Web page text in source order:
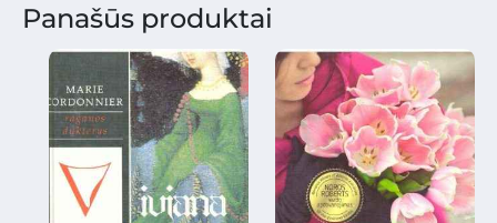
Panašūs produktai